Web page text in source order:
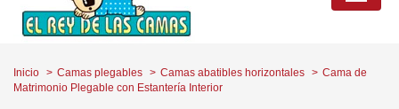
Inicio Camas plegables Camas abatibles horizontales
Cama de
Matrimonio Plegable con Estantería Interior